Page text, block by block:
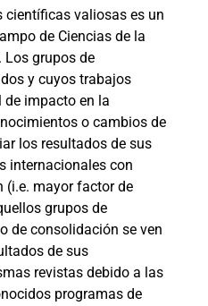
científicas valiosas es un
de Ciencias de la
Los grupos de
y cuyos trabajos
impacto en la
o cambios de
los resultados de sus
internacionales con
mayor factor de
grupos de
de consolidación se ven
de sus
revistas debido a las
programas de